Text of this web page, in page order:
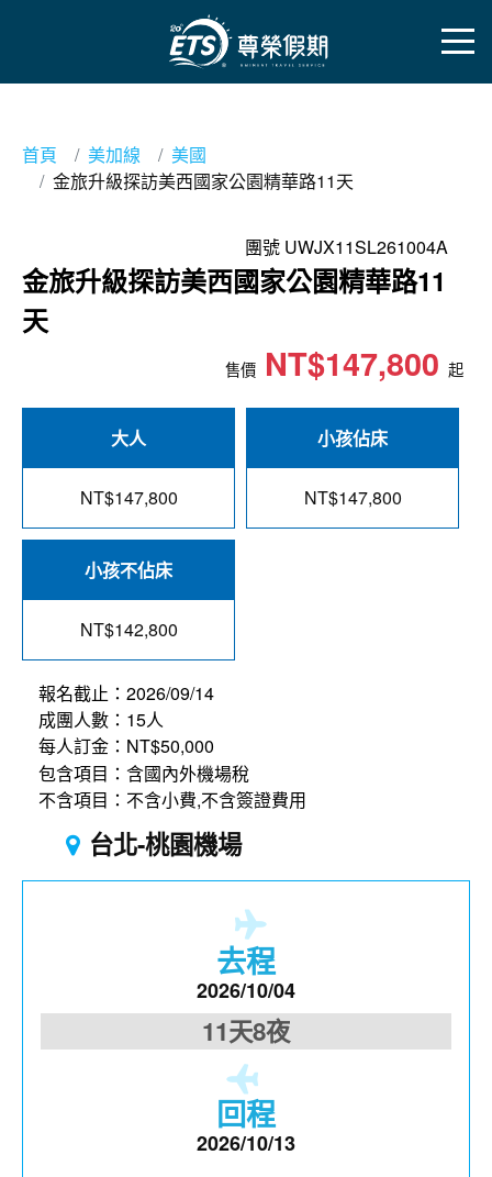
首頁 美加線
美國
金旅升級探訪美西國家公園精華路11天
團號 UWJX11SL261004A
金旅升級探訪美西國家公園精華路11
天
售價 NT$147,800 起
大人
NT$147,800
小孩佔床
NT$147,800
小孩不佔床
NT$142,800
報名截止：2026/09/14
成團人數：15人
每人訂金：NT$50,000
包含項目：含國內外機場稅
不含項目：不含小費,不含簽證費用
台北-桃園機場
去程
2026/10/04
11天8夜
回程
2026/10/13